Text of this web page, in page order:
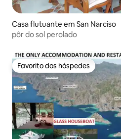
Casa flutuante em San Narciso
pôr do sol perolado
Favorito dos hóspedes
Favorito dos hóspedes